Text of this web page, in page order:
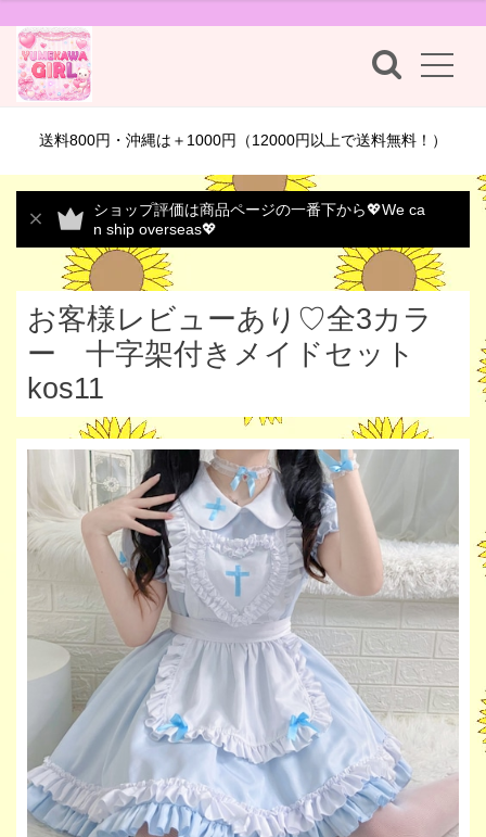
送料800円・沖縄は＋1000円（12000円以上で送料無料！）
ショップ評価は商品ページの一番下から💖We ca
n ship overseas💖
お客様レビューあり♡全3カラ
ー 十字架付きメイドセット
kos11